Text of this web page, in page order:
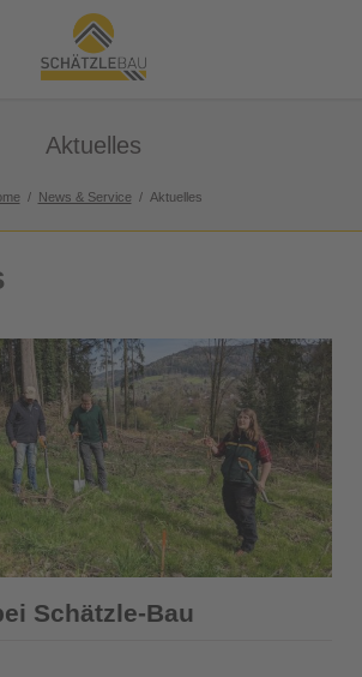
Aktuelles
News & Service Aktuelles
Schätzle-Bau